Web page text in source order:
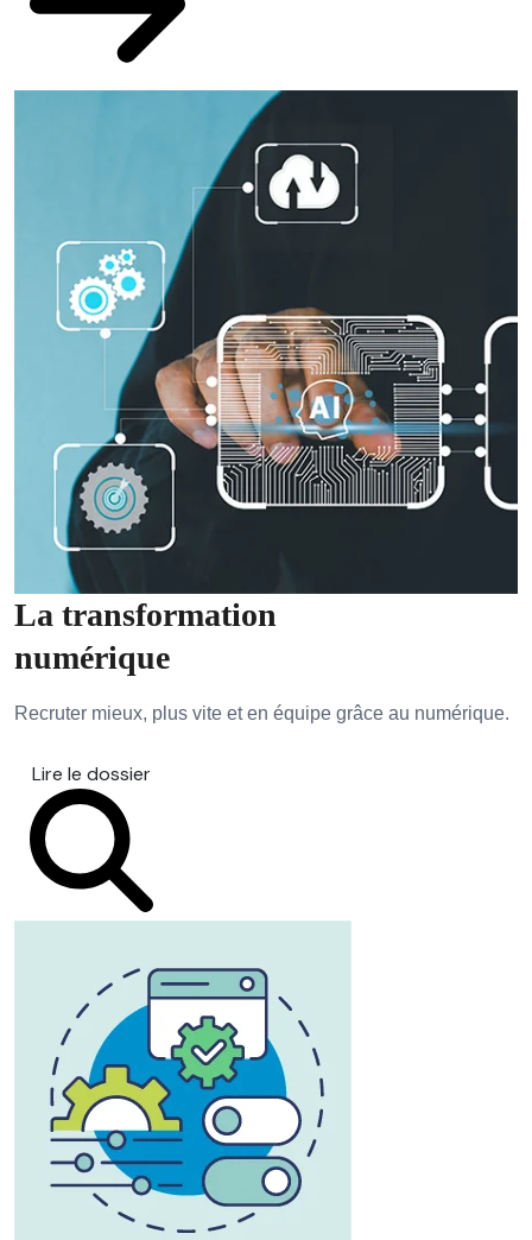
La transformation
numérique
Recruter mieux, plus vite et en équipe grâce au numérique.
Lire le dossier